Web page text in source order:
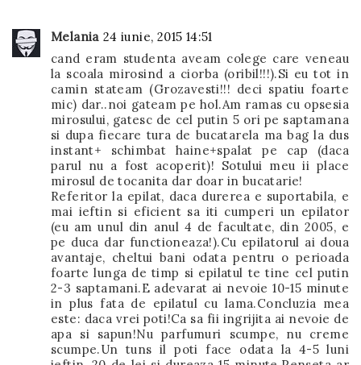
Melania 24 iunie, 2015 14:51
cand eram studenta aveam colege care veneau
la scoala mirosind a ciorba (oribil!!!).Si eu tot in
camin stateam (Grozavesti!!! deci spatiu foarte
mic) dar..noi gateam pe hol.Am ramas cu opsesia
mirosului, gatesc de cel putin 5 ori pe saptamana
si dupa fiecare tura de bucatarela ma bag la dus
instant+ schimbat haine+spalat pe cap (daca
parul nu a fost acoperit)! Sotului meu ii place
mirosul de tocanita dar doar in bucatarie!
Referitor la epilat, daca durerea e suportabila, e
mai ieftin si eficient sa iti cumperi un epilator
(eu am unul din anul 4 de facultate, din 2005, e
pe duca dar functioneaza!).Cu epilatorul ai doua
avantaje, cheltui bani odata pentru o perioada
foarte lunga de timp si epilatul te tine cel putin
2-3 saptamani.E adevarat ai nevoie 10-15 minute
in plus fata de epilatul cu lama.Concluzia mea
este: daca vrei poti!Ca sa fii ingrijita ai nevoie de
apa si sapun!Nu parfumuri scumpe, nu creme
scumpe.Un tuns il poti face odata la 4-5 luni